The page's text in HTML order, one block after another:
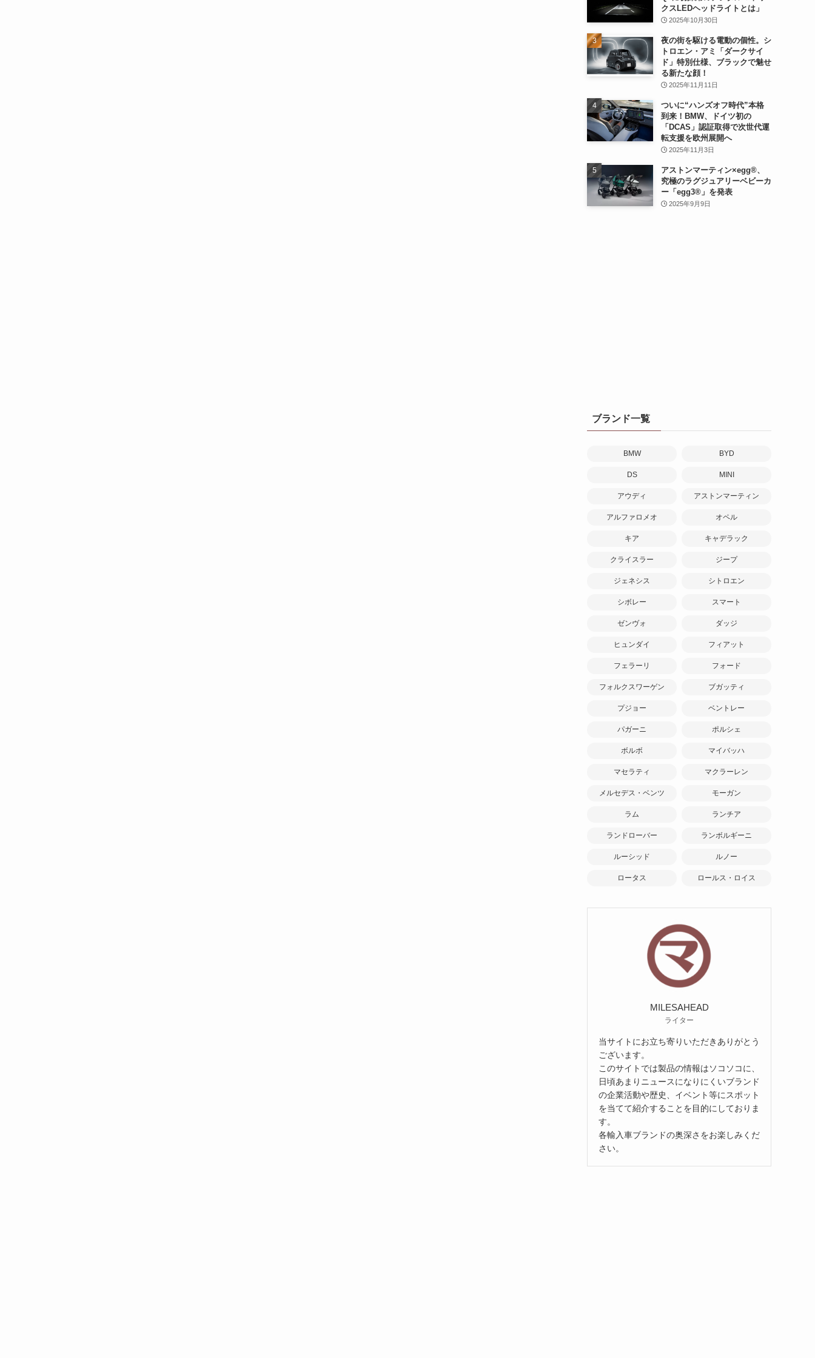
クスLEDヘッドライトとは」
2025年10月30日
夜の街を駆ける電動の個性。シ
トロエン・アミ「ダークサイ
ド」特別仕様、ブラックで魅せ
る新たな顔！
2025年11月11日
ついに“ハンズオフ時代”本格
到来！BMW、ドイツ初の
「DCAS」認証取得で次世代運
転支援を欧州展開へ
2025年11月3日
アストンマーティン×egg®、
究極のラグジュアリーベビーカ
ー「egg3®」を発表
2025年9月9日
ブランド一覧
BMW BYD
DS MINI
アウディ アストンマーティン
アルファロメオ オペル
キア キャデラック
クライスラー ジープ
ジェネシス シトロエン
シボレー スマート
ゼンヴォ ダッジ
ヒュンダイ フィアット
フェラーリ フォード
フォルクスワーゲン ブガッティ
プジョー ベントレー
パガーニ ポルシェ
ボルボ マイバッハ
マセラティ マクラーレン
メルセデス・ベンツ モーガン
ラム ランチア
ランドローバー ランボルギーニ
ルーシッド ルノー
ロータス ロールス・ロイス
MILESAHEAD
ライター
当サイトにお立ち寄りいただきありがとう
ございます。
このサイトでは製品の情報はソコソコに、
日頃あまりニュースになりにくいブランド
の企業活動や歴史、イベント等にスポット
を当てて紹介することを目的にしておりま
す。
各輸入車ブランドの奥深さをお楽しみくだ
さい。